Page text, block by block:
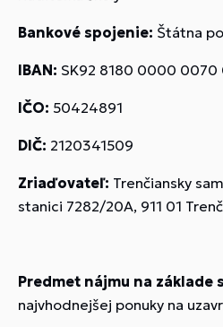
Bankové spojenie: Štátna
IBAN: SK92 8180 0000 0070
IČO: 50424891
DIČ: 2120341509
Zriaďovateľ: Trenčiansky
stanici 7282/20A, 911 01
Predmet nájmu na základe
najvhodnejšej ponuky na